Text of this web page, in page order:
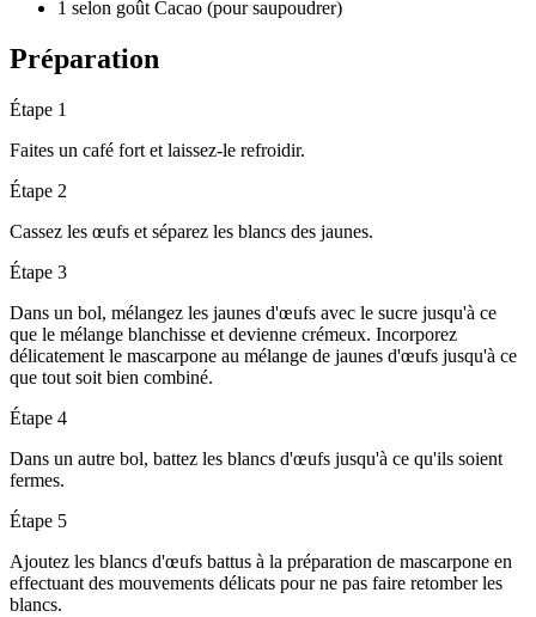
1 selon goût Cacao (pour saupoudrer)
Préparation
Étape 1
Faites un café fort et laissez-le refroidir.
Étape 2
Cassez les œufs et séparez les blancs des jaunes.
Étape 3
Dans un bol, mélangez les jaunes d'œufs avec le sucre jusqu'à ce
que le mélange blanchisse et devienne crémeux. Incorporez
délicatement le mascarpone au mélange de jaunes d'œufs jusqu'à ce
que tout soit bien combiné.
Étape 4
Dans un autre bol, battez les blancs d'œufs jusqu'à ce qu'ils soient
fermes.
Étape 5
Ajoutez les blancs d'œufs battus à la préparation de mascarpone en
effectuant des mouvements délicats pour ne pas faire retomber les
blancs.